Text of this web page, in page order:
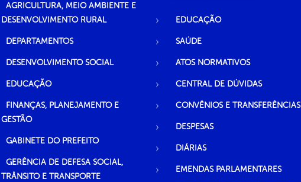
AGRICULTURA, MEIO AMBIENTE E
DESENVOLVIMENTO RURAL
DEPARTAMENTOS
DESENVOLVIMENTO SOCIAL
EDUCAÇÃO
FINANÇAS, PLANEJAMENTO E
GESTÃO
GABINETE DO PREFEITO
GERÊNCIA DE DEFESA SOCIAL,
TRÂNSITO E TRANSPORTE
EDUCAÇÃO
SAÚDE
ATOS NORMATIVOS
CENTRAL DE DÚVIDAS
CONVÊNIOS E TRANSFERÊNCIAS
DESPESAS
DIÁRIAS
EMENDAS PARLAMENTARES